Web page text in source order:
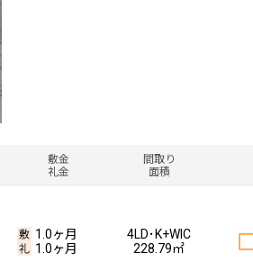
敷金
礼金
間取り
面積
1.0ヶ月
1.0ヶ月
4LD･K+WIC
228.79㎡